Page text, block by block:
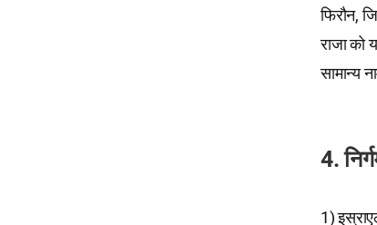
फिरौन,
राजा को
सामान्य
4.
1)